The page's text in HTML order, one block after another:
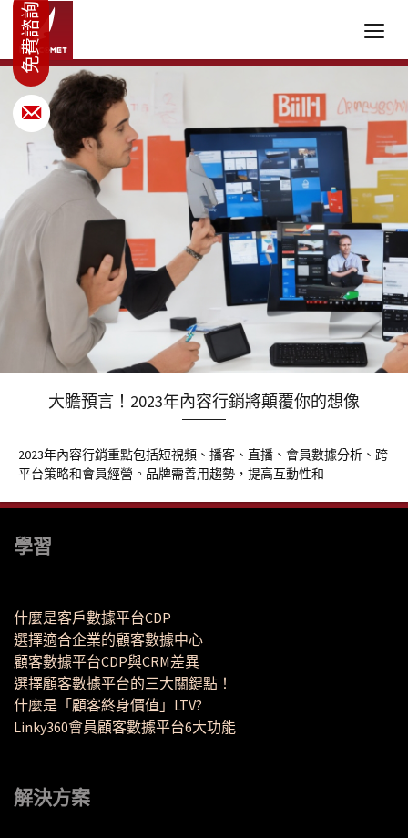
大膽預言！2023年內容行銷將顛覆你的想像
2023年內容行銷重點包括短視頻、播客、直播、會員數據分析、跨
平台策略和會員經營。品牌需善用趨勢，提高互動性和
學習
什麼是客戶數據平台CDP
選擇適合企業的顧客數據中心
顧客數據平台CDP與CRM差異
選擇顧客數據平台的三大關鍵點！
什麼是「顧客終身價值」LTV?
Linky360會員顧客數據平台6大功能
解決方案